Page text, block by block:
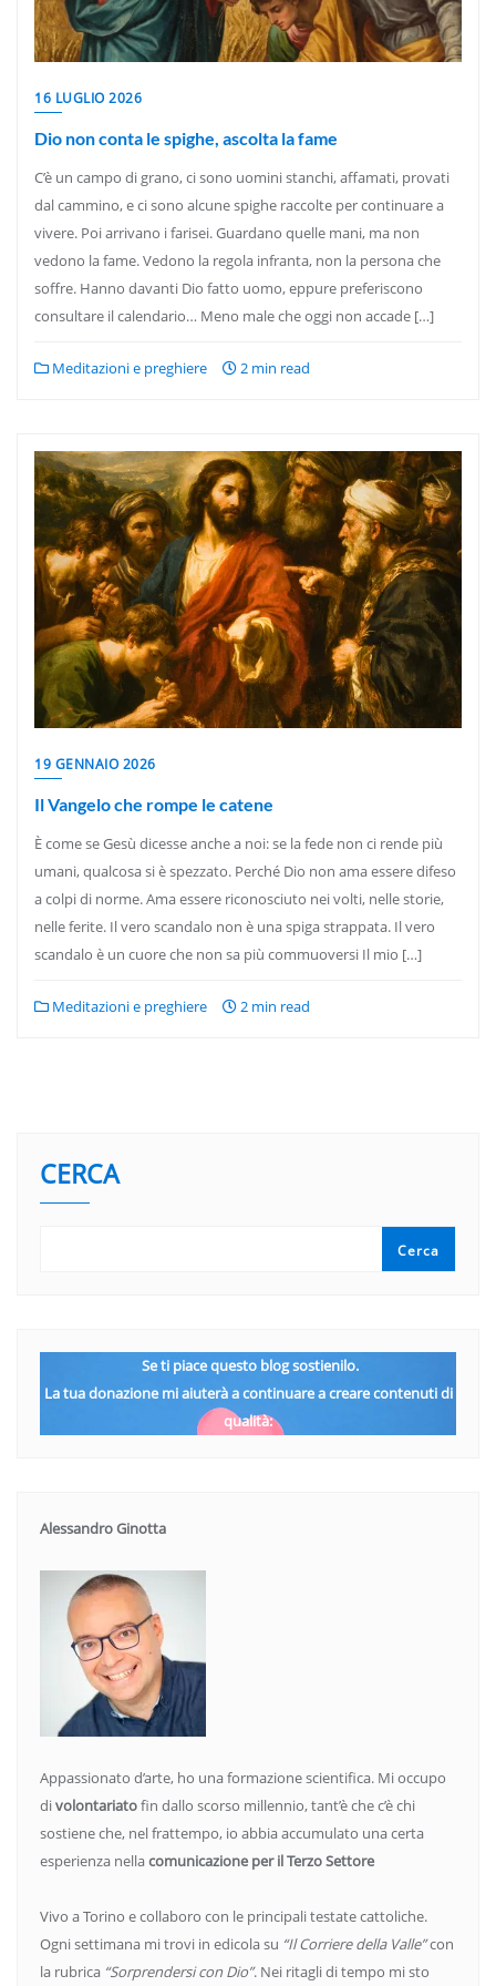
16 LUGLIO 2026
Dio non conta le spighe, ascolta la fame
C’è un campo di grano, ci sono uomini stanchi, affamati, provati
dal cammino, e ci sono alcune spighe raccolte per continuare a
vivere. Poi arrivano i farisei. Guardano quelle mani, ma non
vedono la fame. Vedono la regola infranta, non la persona che
soffre. Hanno davanti Dio fatto uomo, eppure preferiscono
consultare il calendario… Meno male che oggi non accade […]
Meditazioni e preghiere 2 min read
19 GENNAIO 2026
Il Vangelo che rompe le catene
È come se Gesù dicesse anche a noi: se la fede non ci rende più
umani, qualcosa si è spezzato. Perché Dio non ama essere difeso
a colpi di norme. Ama essere riconosciuto nei volti, nelle storie,
nelle ferite. Il vero scandalo non è una spiga strappata. Il vero
scandalo è un cuore che non sa più commuoversi Il mio […]
Meditazioni e preghiere 2 min read
CERCA
Cerca
Se ti piace questo blog sostienilo.
La tua donazione mi aiuterà a continuare a creare contenuti di
qualità:
Alessandro Ginotta
Appassionato d’arte, ho una formazione scientifica. Mi occupo
divolontariatofin dallo scorso millennio, tant’è che c’è chi
sostiene che, nel frattempo, io abbia accumulato una certa
esperienza nellacomunicazione per il Terzo Settore
Vivo a Torino e collaboro con le principali testate cattoliche.
Ogni settimana mi trovi in edicola su “Il Corriere della Valle”con
la rubrica “Sorprendersi con Dio”. Nei ritagli di tempo mi sto